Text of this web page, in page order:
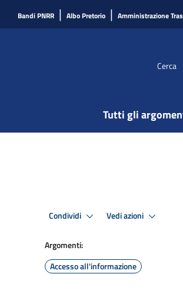
Bandi PNRR | Albo Pretorio | Amministrazione
Cerca
Tutti gli
Condividi Vedi azioni
Argomenti:
Accesso all'informazione